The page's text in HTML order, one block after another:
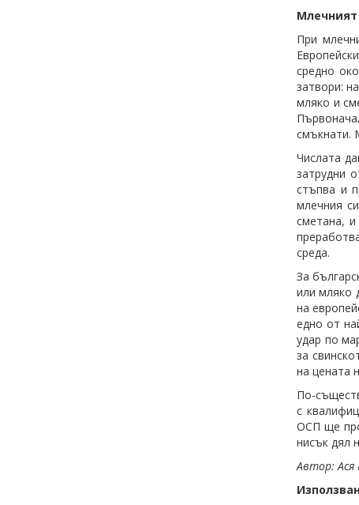
Млечният
При
средно
затвори:
мляко и
смъкнати.
Числата
затрудни
стъпва и
млечния
сметана,
среда.
За
или мляко
на
едно от
удар по
за
на цената
По-
с
ОСП ще
нисък дял
Автор: Ася